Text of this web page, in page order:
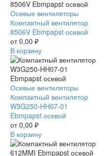
Компактный
вентилятор
8506V
Ebmpapst
осевой
Осевые вентиляторы
Компактный вентилятор
8506V Ebmpapst осевой
от0,00 ₽
В корзину
Компактный
вентилятор
W3G250-
HH07-
01
Ebmpapst
осевой
Осевые вентиляторы
Компактный вентилятор
W3G250-HH07-01
Ebmpapst осевой
от0,00 ₽
В корзину